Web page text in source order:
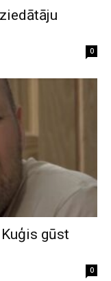
0
gūst
0